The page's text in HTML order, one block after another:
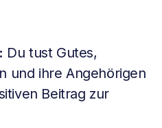
Du tust Gutes,
und ihre Angehörigen
Beitrag zur